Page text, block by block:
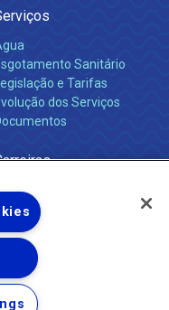
Sanitário
e Tarifas
dos Serviços